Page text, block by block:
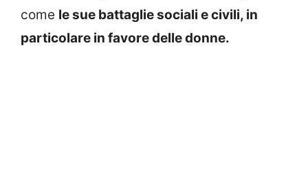
come le sue battaglie sociali e civili, in
particolare in favore delle donne.